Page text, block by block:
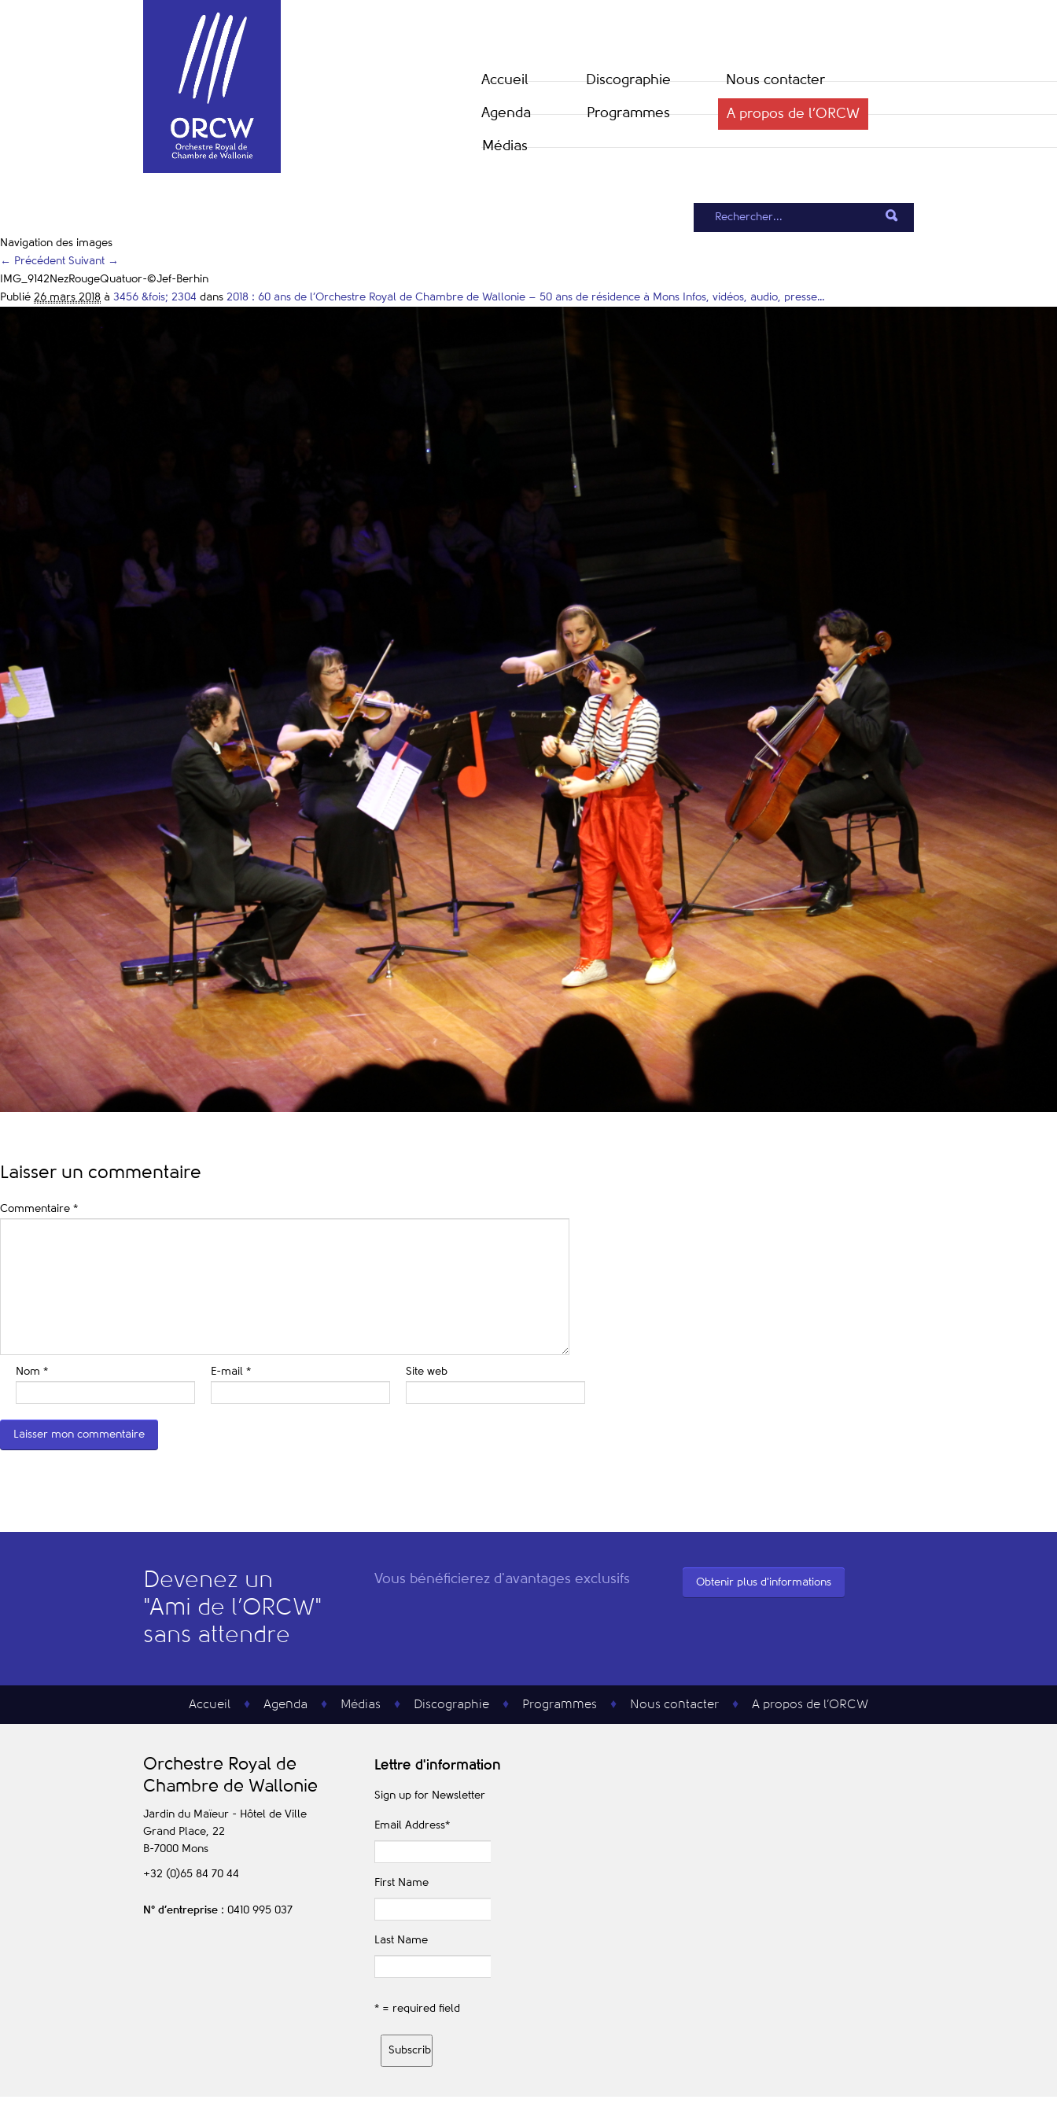
Accueil
Agenda
Médias
Discographie
Programmes
Nous contacter
A propos de l’ORCW
Navigation des images
← Précédent Suivant →
IMG_9142NezRougeQuatuor-©Jef-Berhin
Publié 26 mars 2018 à 3456 &fois; 2304 dans 2018 : 60 ans de l’Orchestre Royal de Chambre de Wallonie – 50 ans de résidence à Mons Infos, vidéos, audio, presse…
Laisser un commentaire
Commentaire *
Nom * E-mail * Site web
Devenez un
"Ami de l’ORCW"
sans attendre
Vous bénéficierez d'avantages exclusifs Obtenir plus d'informations
Accueil Agenda Médias Discographie Programmes Nous contacter A propos de l’ORCW
Orchestre Royal de
Chambre de Wallonie
Jardin du Maïeur - Hôtel de Ville
Grand Place, 22
B-7000 Mons
+32 (0)65 84 70 44
N° d’entreprise : 0410 995 037
Lettre d'information
Sign up for Newsletter
Email Address*
First Name
Last Name
* = required field